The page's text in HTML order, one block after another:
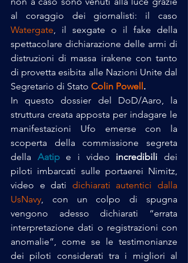
Watergate , il sexgate o il fake della
spettacolare dichiarazione delle armi di
distruzioni di massa irakene con tanto
di provetta esibita alle Nazioni Unite dal
Segretario di Stato Colin Powell.
In questo dossier del DoD/Aaro, la
struttura creata apposta per indagare le
manifestazioni Ufo emerse con la
scoperta della commissione segreta
della Aatip e i video incredibili dei
piloti imbarcati sulle portaerei Nimitz,
video e dati dichiarati autentici dalla
UsNavy , con un colpo di spugna
vengono adesso dichiarati “errata
interpretazione dati o registrazioni con
anomalie”, come se le testimonianze
dei piloti considerati tra i migliori al